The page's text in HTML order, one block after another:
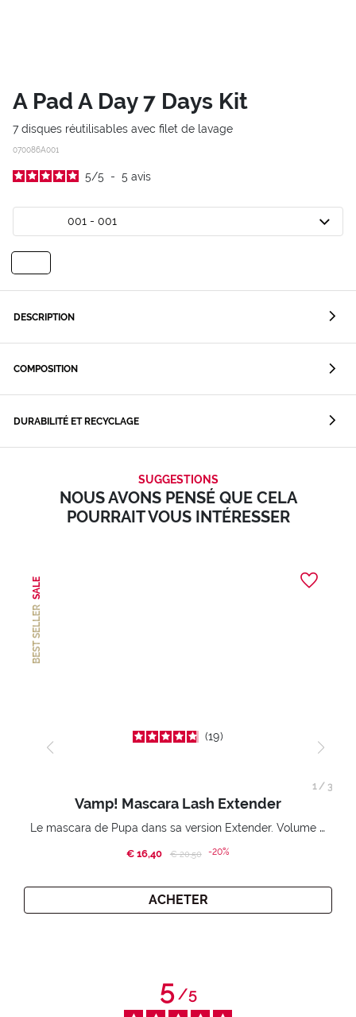
A Pad A Day 7 Days Kit
7 disques réutilisables avec filet de lavage
070086A001
5/5 - 5 avis
001 - 001
DESCRIPTION
COMPOSITION
DURABILITÉ ET RECYCLAGE
SUGGESTIONS
NOUS AVONS PENSÉ QUE CELA
POURRAIT VOUS INTÉRESSER
BEST SELLER
SALE
19
Vamp! Mascara Lash Extender
Le mascara de Pupa dans sa version Extender. Volume extension 3D. Des cils amplifiés et liftés à l’infini.
€ 16,40 Price reduced from
€ 20,50to-20%
ACHETER
1/ 3
5/5